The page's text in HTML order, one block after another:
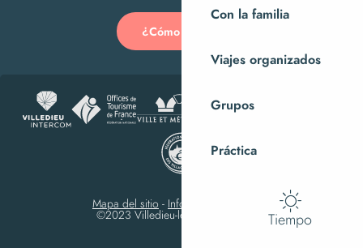
Con la familia
Viajes organizados
Grupos
Práctica
Tiempo
¿Cómo llegar?
Mapa del sitio - Información jurídica
©2023 Villedieu-les-Poêles Intercom